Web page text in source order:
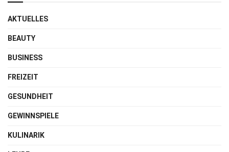
AKTUELLES
BEAUTY
BUSINESS
FREIZEIT
GESUNDHEIT
GEWINNSPIELE
KULINARIK